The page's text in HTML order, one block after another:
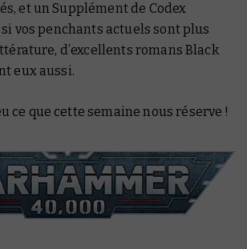
et un Supplément de Codex
vos penchants actuels sont plus
d’excellents romans Black
eux aussi.
ce que cette semaine nous réserve !